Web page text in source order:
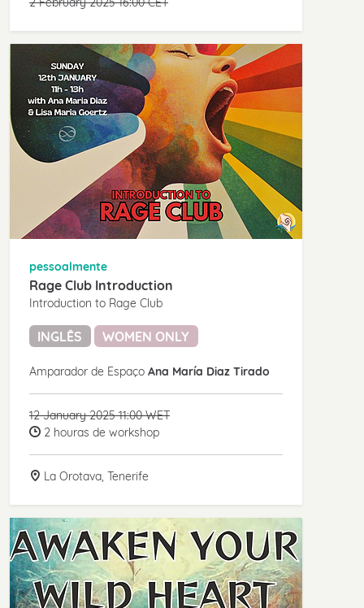
pessoalmente
Rage Club Introduction
Introduction to Rage Club
INGLÊS WOMEN ONLY
Amparador de Espaço Ana María Diaz Tirado
12 January 2025 11:00 WET
2 houras de workshop
La Orotava, Tenerife